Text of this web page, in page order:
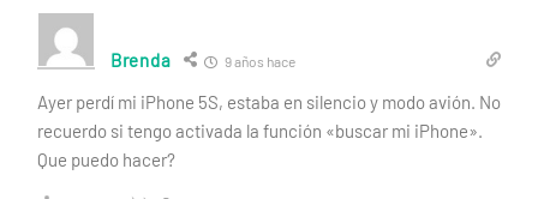
Brenda 9 años hace
Ayer perdí mi iPhone 5S, estaba en silencio y modo avión. No
recuerdo si tengo activada la función «buscar mi iPhone».
Que puedo hacer?